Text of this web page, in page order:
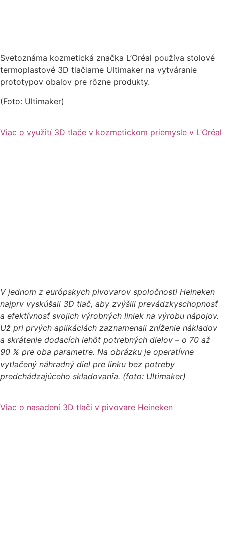
Svetoznáma kozmetická značka L’Oréal používa stolové
termoplastové 3D tlačiarne Ultimaker na vytváranie
prototypov obalov pre rôzne produkty.
(Foto: Ultimaker)
Viac o využití 3D tlače v kozmetickom priemysle v L’Oréal
V jednom z európskych pivovarov spoločnosti Heineken
najprv vyskúšali 3D tlač, aby zvýšili prevádzkyschopnosť
a efektívnosť svojich výrobných liniek na výrobu nápojov.
Už pri prvých aplikáciách zaznamenali zníženie nákladov
a skrátenie dodacích lehôt potrebných dielov – o 70 až
90 % pre oba parametre. Na obrázku je operatívne
vytlačený náhradný diel pre linku bez potreby
predchádzajúceho skladovania. (foto: Ultimaker)
Viac o nasadení 3D tlači v pivovare Heineken